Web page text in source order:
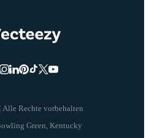
Rechte vorbehalten